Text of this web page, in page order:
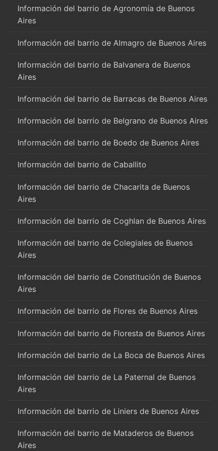
Información del barrio de Agronomía de Buenos
Aires
Información del barrio de Almagro de Buenos Aires
Información del barrio de Balvanera de Buenos
Aires
Información del barrio de Barracas de Buenos Aires
Información del barrio de Belgrano de Buenos Aires
Información del barrio de Boedo de Buenos Aires
Información del barrio de Caballito
Información del barrio de Chacarita de Buenos
Aires
Información del barrio de Coghlan de Buenos Aires
Información del barrio de Colegiales de Buenos
Aires
Información del barrio de Constitución de Buenos
Aires
Información del barrio de Flores de Buenos Aires
Información del barrio de Floresta de Buenos Aires
Información del barrio de La Boca de Buenos Aires
Información del barrio de La Paternal de Buenos
Aires
Información del barrio de Liniers de Buenos Aires
Información del barrio de Mataderos de Buenos
Aires